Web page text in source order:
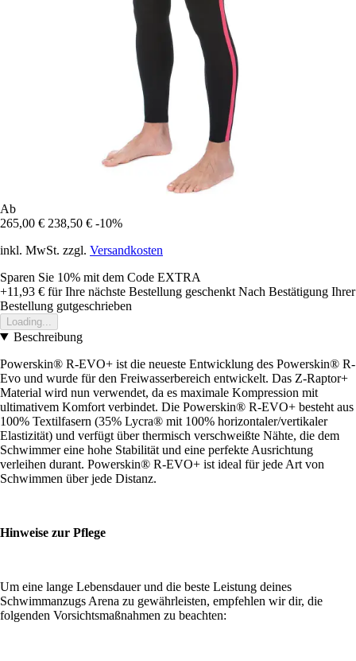
Ab
265,00 € 238,50 € -10%
inkl. MwSt. zzgl. Versandkosten
Sparen Sie 10% mit dem Code EXTRA
+11,93 € für Ihre nächste Bestellung geschenkt Nach Bestätigung Ihrer
Bestellung gutgeschrieben
Loading...
Beschreibung
Powerskin® R-EVO+ ist die neueste Entwicklung des Powerskin® R-
Evo und wurde für den Freiwasserbereich entwickelt. Das Z-Raptor+
Material wird nun verwendet, da es maximale Kompression mit
ultimativem Komfort verbindet. Die Powerskin® R-EVO+ besteht aus
100% Textilfasern (35% Lycra® mit 100% horizontaler/vertikaler
Elastizität) und verfügt über thermisch verschweißte Nähte, die dem
Schwimmer eine hohe Stabilität und eine perfekte Ausrichtung
verleihen durant. Powerskin® R-EVO+ ist ideal für jede Art von
Schwimmen über jede Distanz.
Hinweise zur Pflege
Um eine lange Lebensdauer und die beste Leistung deines
Schwimmanzugs Arena zu gewährleisten, empfehlen wir dir, die
folgenden Vorsichtsmaßnahmen zu beachten: